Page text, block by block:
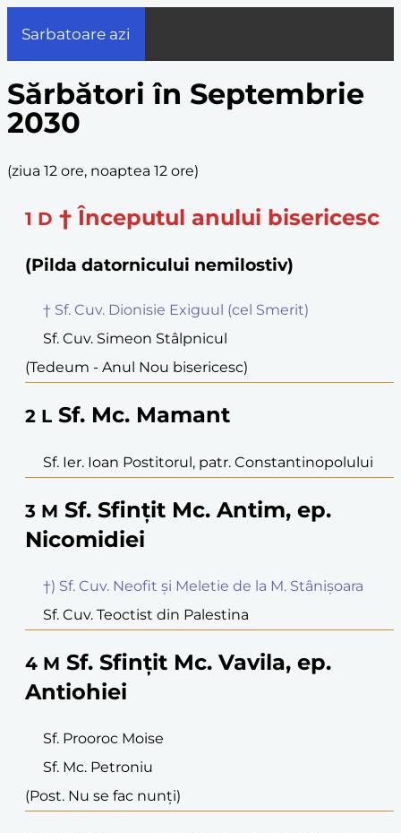
Sarbatoare azi
Sărbători în Septembrie
2030
(ziua 12 ore, noaptea 12 ore)
1 D † Începutul anului bisericesc
(Pilda datornicului nemilostiv)
† Sf. Cuv. Dionisie Exiguul (cel Smerit)
Sf. Cuv. Simeon Stâlpnicul
(Tedeum - Anul Nou bisericesc)
2 L Sf. Mc. Mamant
Sf. Ier. Ioan Postitorul, patr. Constantinopolului
3 M Sf. Sfințit Mc. Antim, ep.
Nicomidiei
†) Sf. Cuv. Neofit și Meletie de la M. Stânișoara
Sf. Cuv. Teoctist din Palestina
4 M Sf. Sfințit Mc. Vavila, ep.
Antiohiei
Sf. Prooroc Moise
Sf. Mc. Petroniu
(Post. Nu se fac nunți)